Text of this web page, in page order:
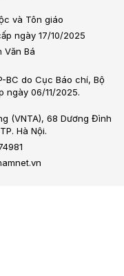
và Tôn giáo
ngày 17/10/2025
Văn Bá
BC do Cục Báo chí, Bộ
ngày 06/11/2025.
(VNTA), 68 Dương Đình
Hà Nội.